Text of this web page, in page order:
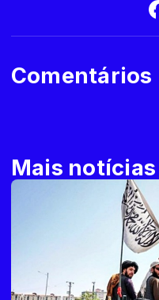
Comentários
Mais notícias